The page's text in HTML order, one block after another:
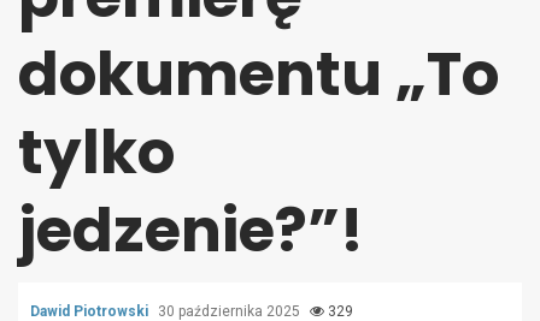
dokumentu „To
tylko
jedzenie?”!
Dawid Piotrowski 30 października 2025 329